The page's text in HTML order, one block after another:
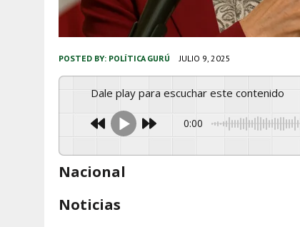
POSTED BY: POLÍTICA GURÚ JULIO 9, 2025
Dale play para escuchar este contenido
0:00
Nacional
Noticias